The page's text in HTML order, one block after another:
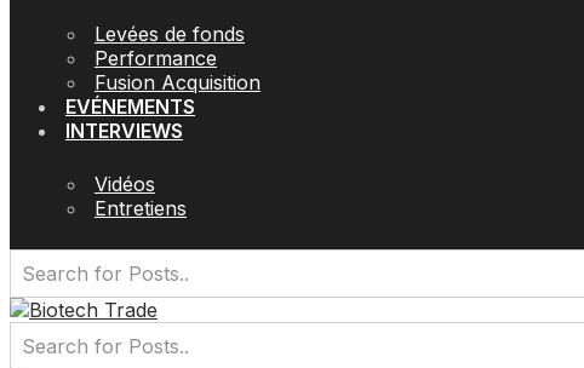
Levées de fonds
Performance
Fusion Acquisition
EVÉNEMENTS
INTERVIEWS
Vidéos
Entretiens